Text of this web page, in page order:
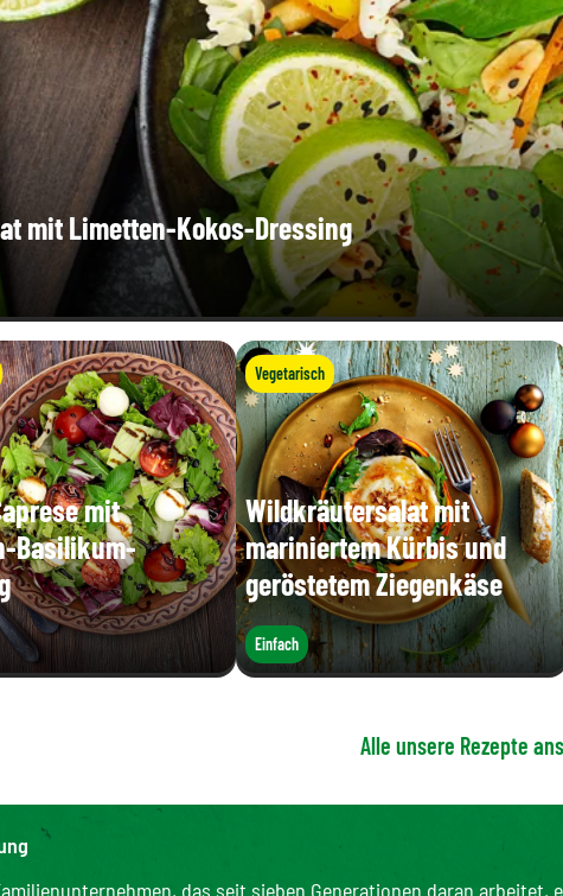
mit Limetten-Kokos-Dressing
mit
Basilikum-
Vegetarisch
Wildkräutersalat mit
mariniertem Kürbis und
geröstetem Ziegenkäse
Einfach
Alle unsere Rezepte
das seit sieben Generationen daran